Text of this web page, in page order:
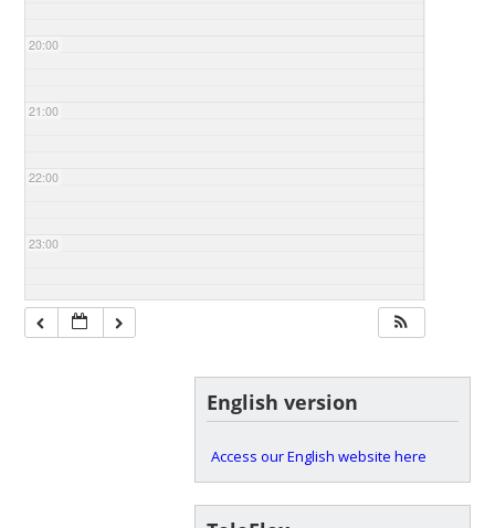
20:00
21:00
22:00
23:00
English version
Access our English website here